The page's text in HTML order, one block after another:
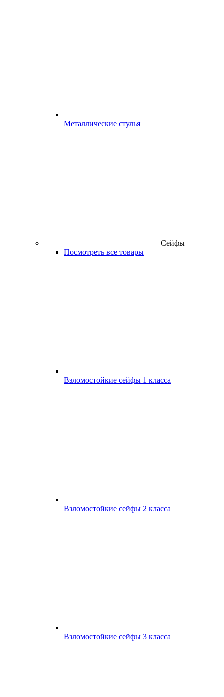
Металлические стулья
Сейфы
Посмотреть все товары
Взломостойкие сейфы 1 класса
Взломостойкие сейфы 2 класса
Взломостойкие сейфы 3 класса